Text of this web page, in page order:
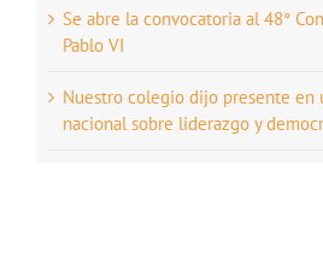
Se abre la convocatoria al 48°
Pablo VI
Nuestro colegio dijo presente en
nacional sobre liderazgo y